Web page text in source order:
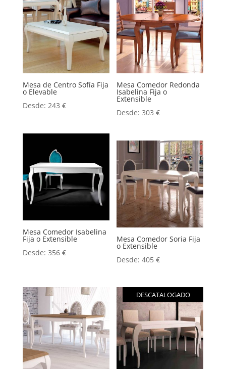
Mesa de Centro Sofía Fija
o Elevable
Desde: 243 €
Mesa Comedor Redonda
Isabelina Fija o
Extensible
Desde:303€
Mesa Comedor Isabelina
Fija o Extensible
Desde: 356 €
Mesa Comedor Soria Fija
o Extensible
Desde:405€
DESCATALOGADO